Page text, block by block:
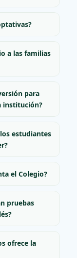
a las familias
para
institución?
estudiantes
el Colegio?
pruebas
ofrece la